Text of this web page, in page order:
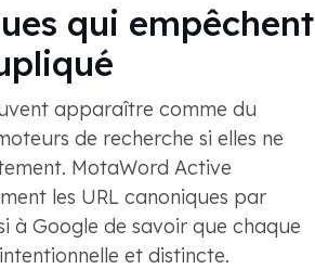
qui empêchent
apparaître comme du
de recherche si elles ne
MotaWord Active
les URL canoniques par
à Google de savoir que chaque
et distincte.